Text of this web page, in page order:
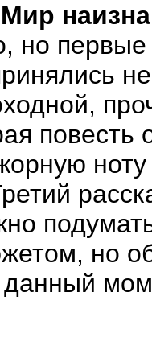
но
повесть
но